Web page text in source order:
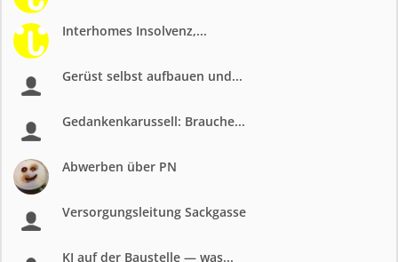
Interhomes Insolvenz,...
Gerüst selbst aufbauen und...
Gedankenkarussell: Brauche...
Abwerben über PN
Versorgungsleitung Sackgasse
KI auf der Baustelle — was...